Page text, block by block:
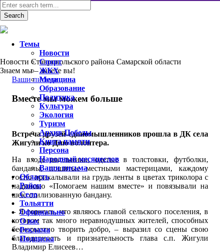
Новости Ставропольского района Самарской области
Знаем мы – знаете вы!
Ваши письма
Вместе мы можем больше
Встреча друзей-единомышленников прошла в ДК села
Жигули ко Дню волонтера.
На входе школьники, одетые в толстовки, футболки,
банданы, пошитые местными мастерицами, каждому
гостю прикалывали на грудь ленты в цветах триколора с
надписью «Помогаем нашим вместе» и повязывали на
шею стилизованную бандану.
– Я горжусь, что являюсь главой сельского поселения, в
котором так много неравнодушных жителей, способных
бескорыстно творить добро, – выразил со сцены свою
благодарность и признательность глава с.п. Жигули
Владимир Елисеев…
Темы
Новости
Спорт
ЖКХ
Медицина
Образование
Политика
Культура
Экология
Туризм
Архив Победы
Книга памяти
Персона
Народный месяцеслов
Ваши письма
Область
Район
Село
Тольятти
Официально
О нас
Реклама
Подписка